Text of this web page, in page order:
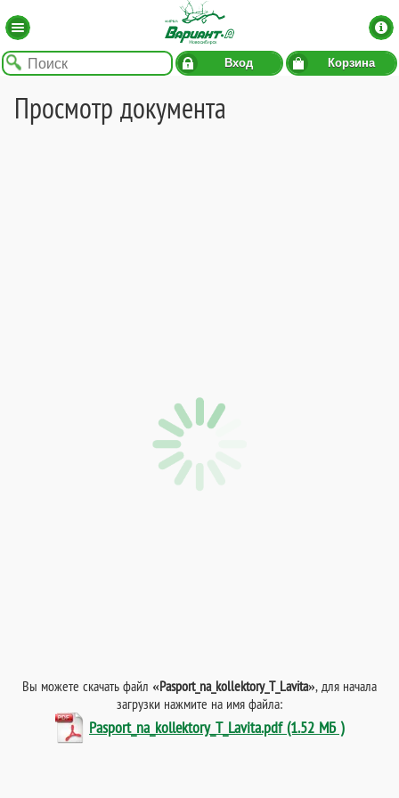
Вход Корзина
Просмотр документа
Вы можете скачать файл «Pasport_na_kollektory_T_Lavita», для начала
загрузки нажмите на имя файла:
Pasport_na_kollektory_T_Lavita.pdf (1.52 МБ )